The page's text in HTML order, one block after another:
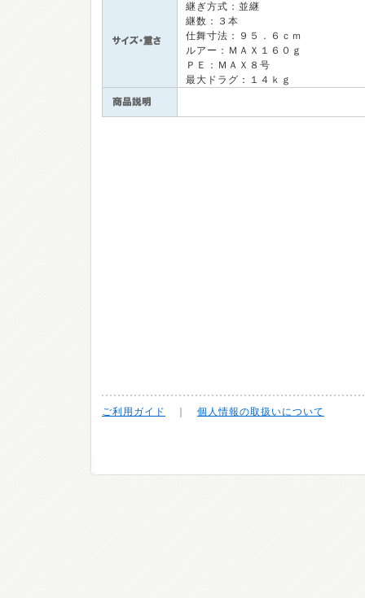
継ぎ方式：並継
継数：３本
仕舞寸法：９５．６ｃｍ
ルアー：ＭＡＸ１６０ｇ
ＰＥ：ＭＡＸ８号
最大ドラグ：１４ｋｇ
ご利用ガイド 個人情報の取扱いについて